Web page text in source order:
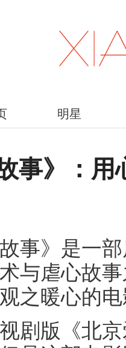
明星
事》：
》是一部
与虐心故
之暖心的
版《北京